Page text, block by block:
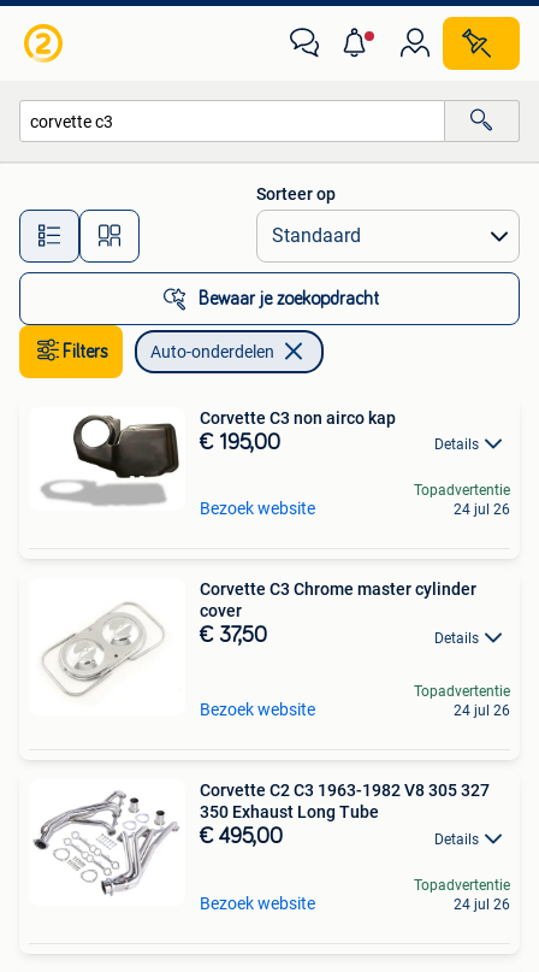
Alle afstanden…
Sorteer op
Bewaar je zoekopdracht
Filters Auto-onderdelen
Corvette C3 non airco kap
€ 195,00 Details
Bezoek website
Topadvertentie
24 jul 26
Corvette C3 Chrome master cylinder
cover
€ 37,50 Details
Bezoek website
Topadvertentie
24 jul 26
Corvette C2 C3 1963-1982 V8 305 327
350 Exhaust Long Tube
€ 495,00 Details
Bezoek website
Topadvertentie
24 jul 26